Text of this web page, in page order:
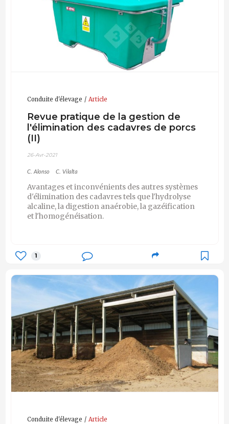
Conduite d'élevage Article
Revue pratique de la gestion de
l'élimination des cadavres de porcs
(II)
26-Avr-2021
C. Alonso C. Vilalta
Avantages et inconvénients des autres systèmes
d'élimination des cadavres tels que l'hydrolyse
alcaline, la digestion anaérobie, la gazéification
et l'homogénéisation.
1
Conduite d'élevage Article